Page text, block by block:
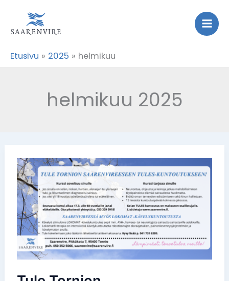
sisältöön
Etusivu 2025 helmikuu
helmikuu 2025
Tule
Tornion
Saarenvireeseen
Tules-
kuntoutukseen
tai
Lokomat-
kävelykuntoutukseen!